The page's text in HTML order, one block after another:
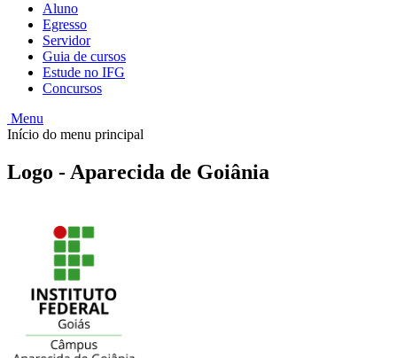
Aluno
Egresso
Servidor
Guia de cursos
Estude no IFG
Concursos
Menu
Início do menu principal
Logo - Aparecida de Goiânia